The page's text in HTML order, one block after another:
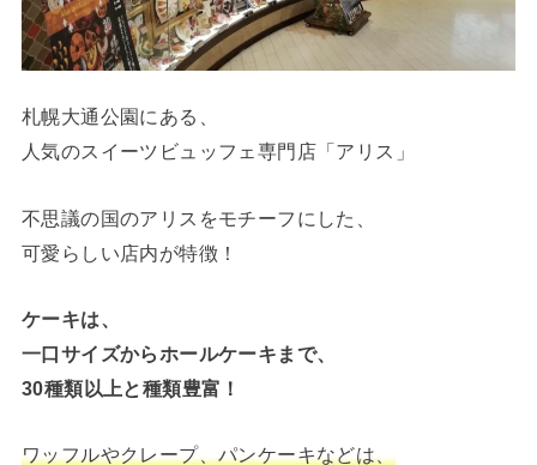
札幌大通公園にある、
人気のスイーツビュッフェ専門店「アリス」
不思議の国のアリスをモチーフにした、
可愛らしい店内が特徴！
ケーキは、
一口サイズからホールケーキまで、
30種類以上と種類豊富！
ワッフルやクレープ、パンケーキなどは、